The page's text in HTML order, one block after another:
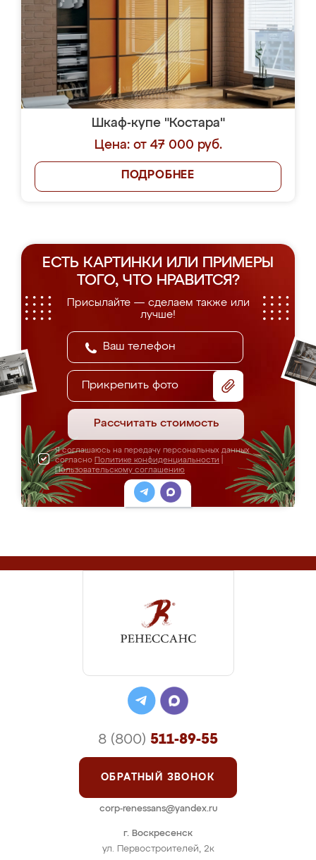
Шкаф-купе "Костара"
Цена: от 47 000 руб.
ПОДРОБНЕЕ
ЕСТЬ КАРТИНКИ ИЛИ ПРИМЕРЫ
ТОГО, ЧТО НРАВИТСЯ?
Присылайте — сделаем также или
лучше!
Прикрепить фото
Рассчитать стоимость
Я соглашаюсь на передачу персональных данных
согласно Политике конфиденциальности
Пользовательскому соглашению
г. Воскресенск
ул. Первостроителей, 2к
8 (800) 511-89-55
ОБРАТНЫЙ ЗВОНОК
corp-renessans@yandex.ru